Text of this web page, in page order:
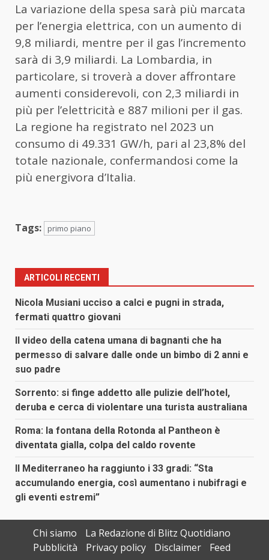
La variazione della spesa sarà più marcata
per l’energia elettrica, con un aumento di
9,8 miliardi, mentre per il gas l’incremento
sarà di 3,9 miliardi. La Lombardia, in
particolare, si troverà a dover affrontare
aumenti considerevoli, con 2,3 miliardi in
più per l’elettricità e 887 milioni per il gas.
La regione ha registrato nel 2023 un
consumo di 49.331 GW/h, pari al 23,8% del
totale nazionale, confermandosi come la
più energivora d’Italia.
Tags: primo piano
ARTICOLI RECENTI
Nicola Musiani ucciso a calci e pugni in strada,
fermati quattro giovani
Il video della catena umana di bagnanti che ha
permesso di salvare dalle onde un bimbo di 2 anni e
suo padre
Sorrento: si finge addetto alle pulizie dell’hotel,
deruba e cerca di violentare una turista australiana
Roma: la fontana della Rotonda al Pantheon è
diventata gialla, colpa del caldo rovente
Il Mediterraneo ha raggiunto i 33 gradi: “Sta
accumulando energia, così aumentano i nubifragi e
gli eventi estremi”
Chi siamo
La Redazione di Blitz Quotidiano
Pubblicità
Privacy policy Disclaimer Feed